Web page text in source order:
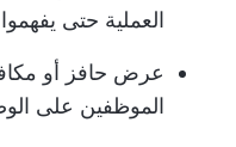
العملية حتى
عرض حافز أو
الموظفين على